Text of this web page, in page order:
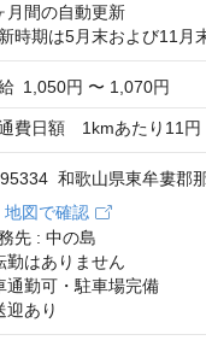
月間の自動更新
時期は5月末および11月
1,050円 〜 1,070円
費日額　1kmあたり11円
和歌山県東牟婁郡
地図で確認
先 : 中の島
勤はありません
通勤可・駐車場完備
迎あり